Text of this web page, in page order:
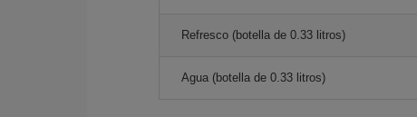
Refresco (botella de 0.33 litros)
Agua (botella de 0.33 litros)